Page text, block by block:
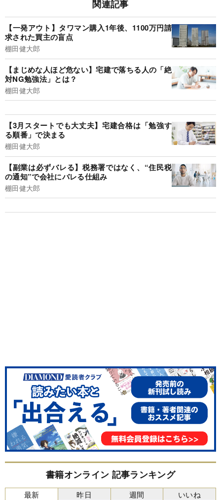
関連記事
【一発アウト】タワマン購入1年後、1100万円請
求された買主の盲点
棚田健大郎
【まじめな人ほど危ない】宅建で落ちる人の「絶
対NG勉強法」とは？
棚田健大郎
【3月スタートでも大丈夫】宅建合格は「勉強す
る順番」で決まる
棚田健大郎
【副業は必ずバレる】税務署ではなく、“住民税
の通知”で会社にバレる仕組み
棚田健大郎
書籍オンライン 記事ランキング
最新 昨日 週間 いいね